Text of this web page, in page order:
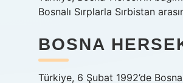
Bosnalı Sırplarla Sırbistan
BOSNA
Türkiye, 6 Şubat 1992’de